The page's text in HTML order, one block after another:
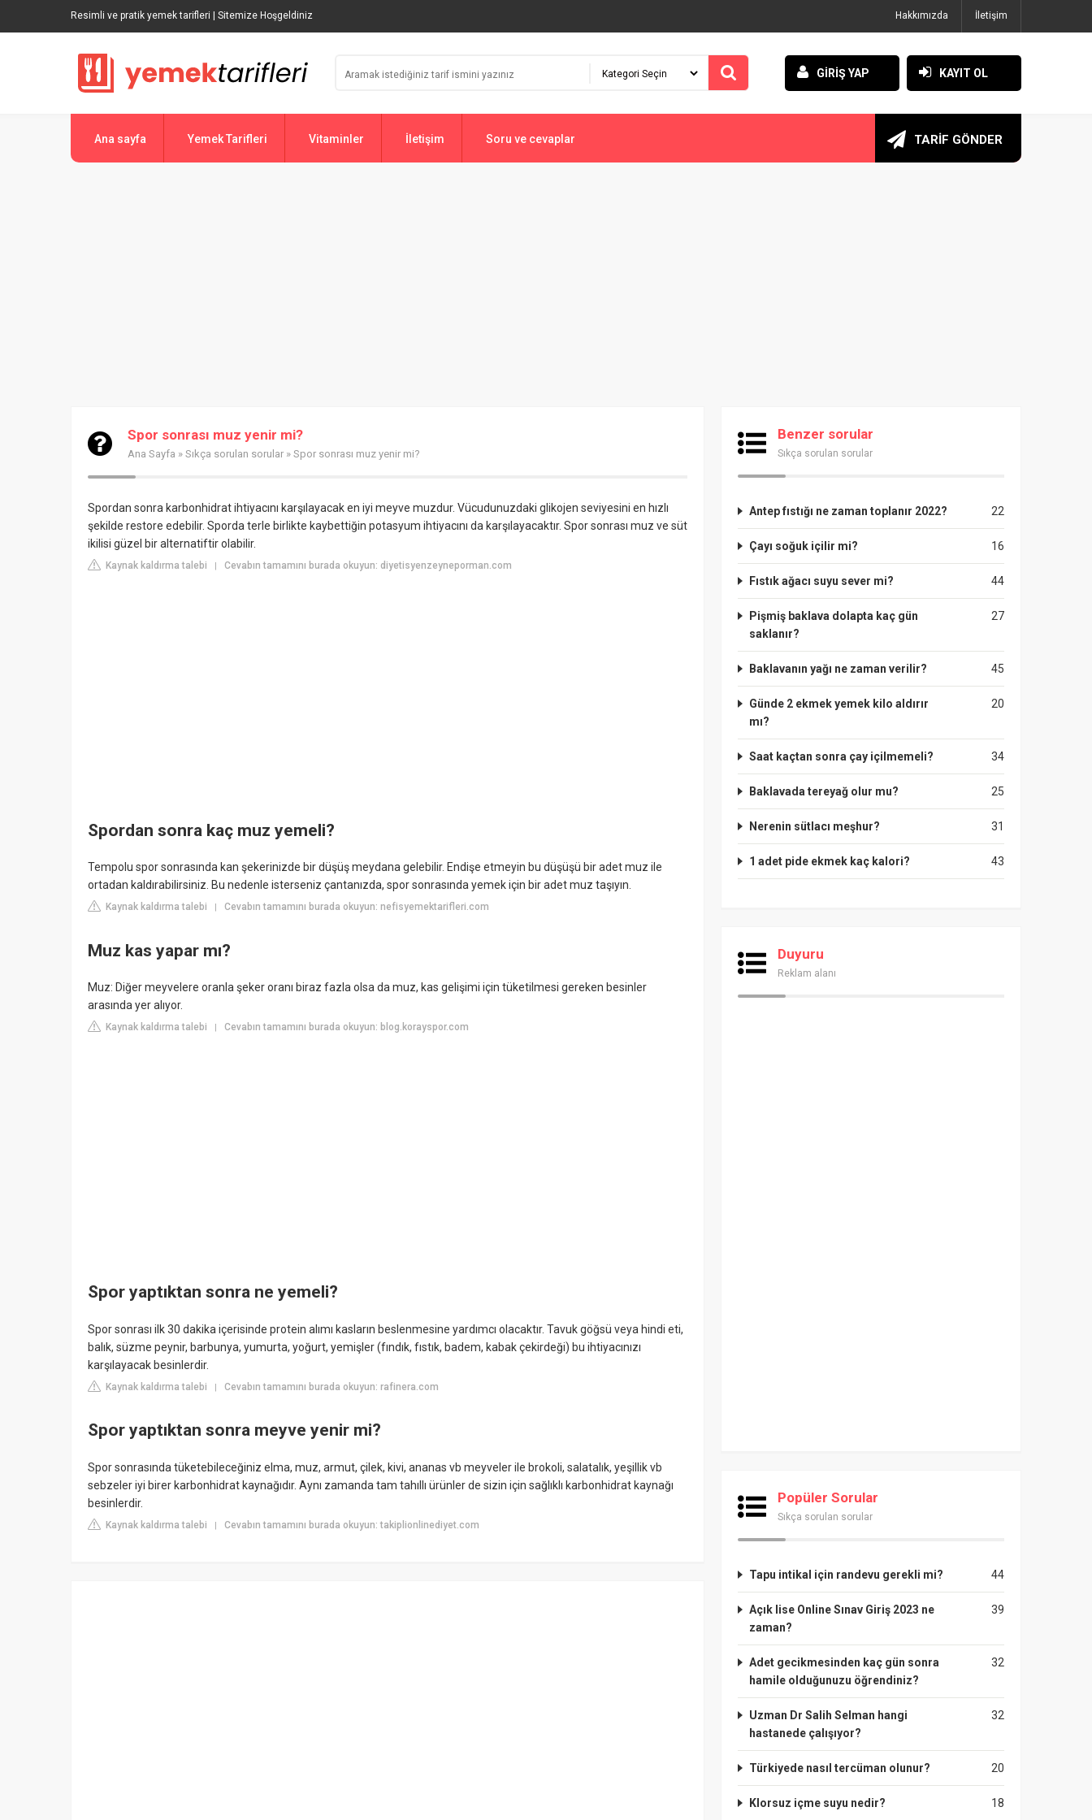
Resimli ve pratik yemek tarifleri | Sitemize Hoşgeldiniz Hakkımızda İletişim
GİRİŞ YAP KAYIT OL
Ana sayfa Yemek Tarifleri Vitaminler İletişim Soru ve cevaplar TARİF GÖNDER
Spor sonrası muz yenir mi?
Ana Sayfa » Sıkça sorulan sorular » Spor sonrası muz yenir mi?
Spordan sonra karbonhidrat ihtiyacını karşılayacak en iyi meyve muzdur. Vücudunuzdaki glikojen seviyesini en hızlı
şekilde restore edebilir. Sporda terle birlikte kaybettiğin potasyum ihtiyacını da karşılayacaktır. Spor sonrası muz ve süt
ikilisi güzel bir alternatiftir olabilir.
Kaynak kaldırma talebi | Cevabın tamamını burada okuyun: diyetisyenzeyneporman.com
Spordan sonra kaç muz yemeli?
Tempolu spor sonrasında kan şekerinizde bir düşüş meydana gelebilir. Endişe etmeyin bu düşüşü bir adet muz ile
ortadan kaldırabilirsiniz. Bu nedenle isterseniz çantanızda, spor sonrasında yemek için bir adet muz taşıyın.
Kaynak kaldırma talebi Cevabın tamamını burada okuyun: nefisyemektarifleri.com
Muz kas yapar mı?
Muz: Diğer meyvelere oranla şeker oranı biraz fazla olsa da muz, kas gelişimi için tüketilmesi gereken besinler
arasında yer alıyor.
Kaynak kaldırma talebi Cevabın tamamını burada okuyun: blog.korayspor.com
Spor yaptıktan sonra ne yemeli?
Spor sonrası ilk 30 dakika içerisinde protein alımı kasların beslenmesine yardımcı olacaktır. Tavuk göğsü veya hindi eti,
balık, süzme peynir, barbunya, yumurta, yoğurt, yemişler (fındık, fıstık, badem, kabak çekirdeği) bu ihtiyacınızı
karşılayacak besinlerdir.
Kaynak kaldırma talebi | Cevabın tamamını burada okuyun: rafinera.com
Spor yaptıktan sonra meyve yenir mi?
Spor sonrasında tüketebileceğiniz elma, muz, armut, çilek, kivi, ananas vb meyveler ile brokoli, salatalık, yeşillik vb
sebzeler iyi birer karbonhidrat kaynağıdır. Aynı zamanda tam tahıllı ürünler de sizin için sağlıklı karbonhidrat kaynağı
besinlerdir.
Kaynak kaldırma talebi | Cevabın tamamını burada okuyun: takiplionlinediyet.com
Benzer sorular
Sıkça sorulan sorular
22
Antep fıstığı ne zaman toplanır 2022?
16
Çayı soğuk içilir mi?
44
Fıstık ağacı suyu sever mi?
27
Pişmiş baklava dolapta kaç gün
saklanır?
45
Baklavanın yağı ne zaman verilir?
20
Günde 2 ekmek yemek kilo aldırır
mı?
34
Saat kaçtan sonra çay içilmemeli?
25
Baklavada tereyağ olur mu?
31
Nerenin sütlacı meşhur?
43
1 adet pide ekmek kaç kalori?
Duyuru
Reklam alanı
Popüler Sorular
Sıkça sorulan sorular
44
Tapu intikal için randevu gerekli mi?
39
Açık lise Online Sınav Giriş 2023 ne
zaman?
32
Adet gecikmesinden kaç gün sonra
hamile olduğunuzu öğrendiniz?
32
Uzman Dr Salih Selman hangi
hastanede çalışıyor?
20
Türkiyede nasıl tercüman olunur?
18
Klorsuz içme suyu nedir?